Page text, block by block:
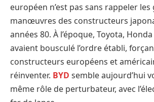
européen n’est pas sans rappeler les
manœuvres des constructeurs
années 80. À l’époque, Toyota,
avaient bousculé l’ordre établi,
constructeurs européens et
réinventer. BYD semble aujourd’hui
même rôle de perturbateur, avec